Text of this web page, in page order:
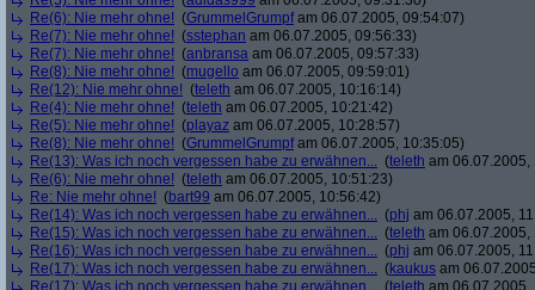
Re(6): Nie mehr ohne! (GrummelGrumpfam 06.07.2005, 09:54:07)
Re(7): Nie mehr ohne! (sstephan am 06.07.2005, 09:56:33)
Re(7): Nie mehr ohne! (anbransa am 06.07.2005, 09:57:33)
Re(8): Nie mehr ohne! (mugello am 06.07.2005, 09:59:01)
Re(12): Nie mehr ohne! (teleth am 06.07.2005, 10:16:14)
Re(4): Nie mehr ohne! (teleth am 06.07.2005, 10:21:42)
Re(5): Nie mehr ohne! (playaz am 06.07.2005, 10:28:57)
Re(8): Nie mehr ohne! (GrummelGrumpfam 06.07.2005, 10:35:05)
Re(13): Was ich noch vergessen habe zu erwähnen... (teleth am 06.07.2005,
Re(6): Nie mehr ohne! (teleth am 06.07.2005, 10:51:23)
Re: Nie mehr ohne! (bart99 am 06.07.2005, 10:56:42)
Re(14): Was ich noch vergessen habe zu erwähnen... (phj am 06.07.2005,
Re(15): Was ich noch vergessen habe zu erwähnen... (teleth am 06.07.2005,
Re(16): Was ich noch vergessen habe zu erwähnen... (phj am 06.07.2005,
Re(17): Was ich noch vergessen habe zu erwähnen... (kaukus am
Re(17): Was ich noch vergessen habe zu erwähnen... (teleth am 06.07.2005,